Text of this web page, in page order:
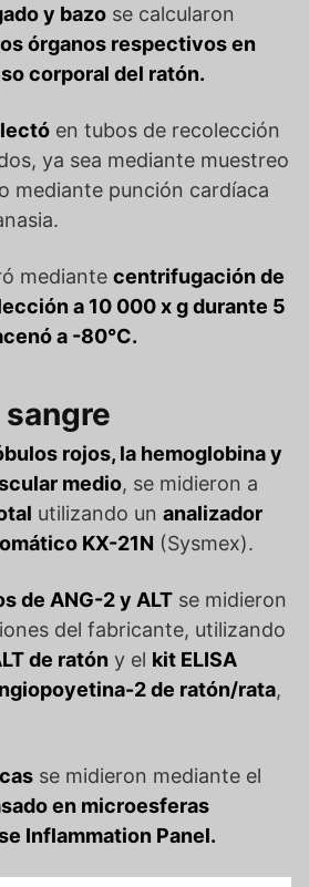
y bazo se calcularon
órganos respectivos en
corporal del ratón.
en tubos de recolección
ya sea mediante muestreo
mediante punción cardíaca
mediante centrifugación de
a 10 000 x g durante 5
a -80°C.
rojos, la hemoglobina y
medio, se midieron a
utilizando un analizador
KX-21N (Sysmex).
de ANG-2 y ALT se midieron
del fabricante, utilizando
de ratón y el kit ELISA
2 de ratón/rata,
se midieron mediante el
en microesferas
Inflammation Panel.